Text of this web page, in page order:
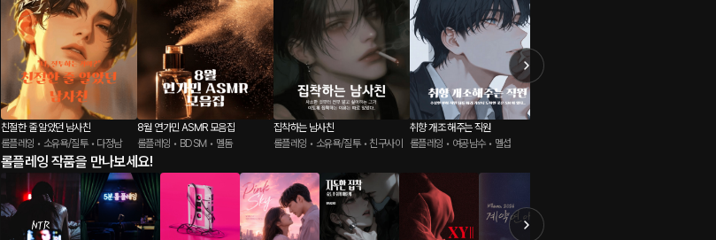
친절한 줄 알았던 남사친
롤플레잉 • 소유욕/질투 • 다정남
8월 연가민 ASMR 모음집
롤플레잉 • BDSM • 멜돔
집착하는 남사친
롤플레잉 • 소유욕/질투 • 친구사이
취향 개조 해주는 직원
롤플레잉 • 여공남수 • 멜섭
롤플레잉 작품을 만나보세요!